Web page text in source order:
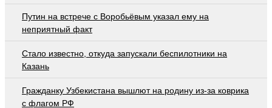
Путин на встрече с Воробьёвым указал ему на
неприятный факт
Стало известно, откуда запускали беспилотники на
Казань
Гражданку Узбекистана вышлют на родину из-за коврика
с флагом РФ